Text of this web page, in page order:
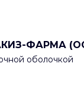
ФАРМА
оболочкой